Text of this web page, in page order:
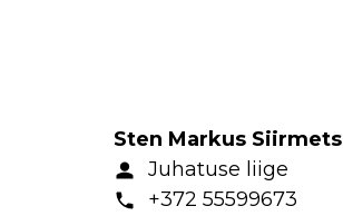
Sten Markus Siirmets
Juhatuse liige
+372 55599673